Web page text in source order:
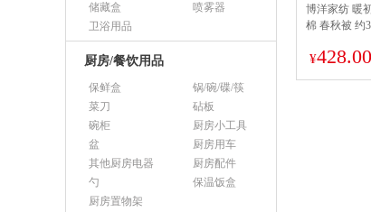
储藏盒
喷雾器
卫浴用品
厨房/餐饮用品
保鲜盒
锅/碗/碟/筷
菜刀
砧板
碗柜
厨房小工具
盆
厨房用车
其他厨房电器
厨房配件
勺
保温饭盒
厨房置物架
博洋家纺 暖
棉 春秋被 约
¥428.00